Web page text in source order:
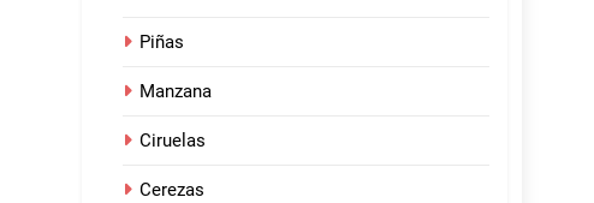
Piñas
Manzana
Ciruelas
Cerezas